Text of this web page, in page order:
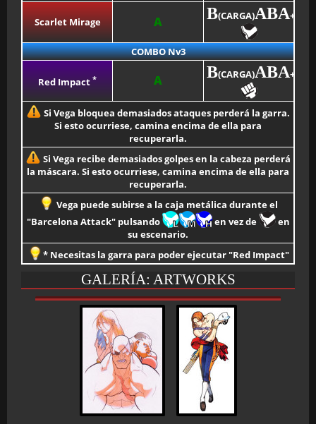
Scarlet Mirage A B(CARGA)ABA+
COMBO Nv3
Red Impact * A B(CARGA)ABA+
Si Vega bloquea demasiados ataques perderá la garra.
Si esto ocurriese, camina encima de ella para
recuperarla.
Si Vega recibe demasiados golpes en la cabeza perderá
la máscara. Si esto ocurriese, camina encima de ella para
recuperarla.
Vega puede subirse a la caja metálica durante el
"Barcelona Attack" pulsando
en vez de
en
su escenario.
* Necesitas la garra para poder ejecutar "Red Impact"
GALERÍA: ARTWORKS